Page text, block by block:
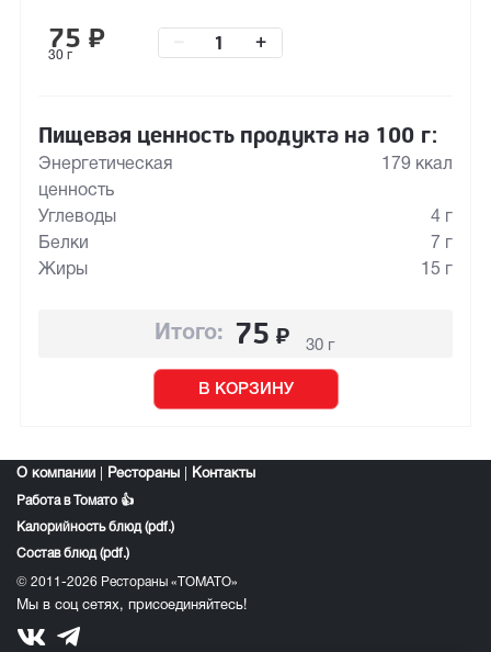
75 ₽
30 г
+
Пищевая ценность продукта на 100 г:
Энергетическая
ценность
179 ккал
Углеводы
4 г
Белки
7 г
Жиры
15 г
Итого: 75 ₽ 30 г
В КОРЗИНУ
О компании Рестораны Контакты
Работа в Томато 👍
Калорийность блюд (pdf.)
Состав блюд (pdf.)
© 2011-2026 Рестораны «ТОМАТО»
Мы в соц сетях, присоединяйтесь!